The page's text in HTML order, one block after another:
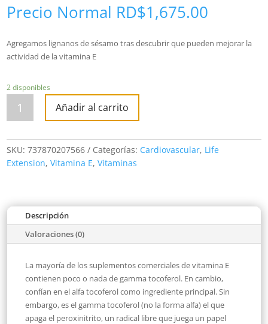
Precio Normal RD$1,675.00
Agregamos lignanos de sésamo tras descubrir que pueden mejorar la
actividad de la vitamina E
2 disponibles
Gamma
Mixed
Tocopherols
Añadir al carrito
SKU:737870207566 Categorías: Cardiovascular, Life
Extension,Vitamina E,Vitaminas
Descripción
Valoraciones (0)
La mayoría de los suplementos comerciales de vitamina E
contienen poco o nada de gamma tocoferol. En cambio,
confían en el alfa tocoferol como ingrediente principal. Sin
embargo, es el gamma tocoferol (no la forma alfa) el que
apaga el peroxinitrito, un radical libre que juega un papel